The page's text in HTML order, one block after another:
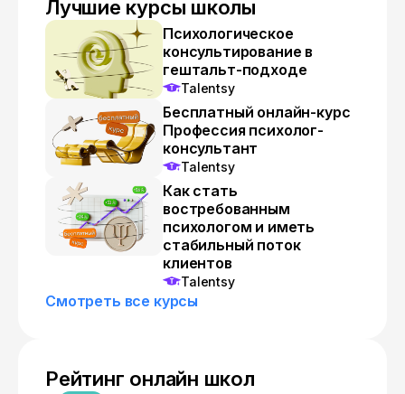
Лучшие курсы школы
Психологическое
консультирование в
гештальт-подходе
Talentsy
Бесплатный онлайн-курс
Профессия психолог-
консультант
Talentsy
Как стать
востребованным
психологом и иметь
стабильный поток
клиентов
Talentsy
Смотреть все курсы
Рейтинг онлайн школ